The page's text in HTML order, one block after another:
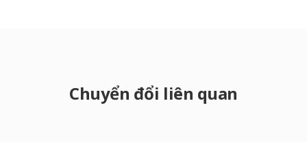
Chuyển đổi liên quan